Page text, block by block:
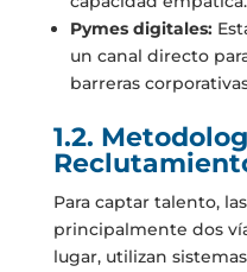
Pymes digitales:
un canal directo
barreras
1.2.
Para captar talento,
principalmente dos
lugar, utilizan